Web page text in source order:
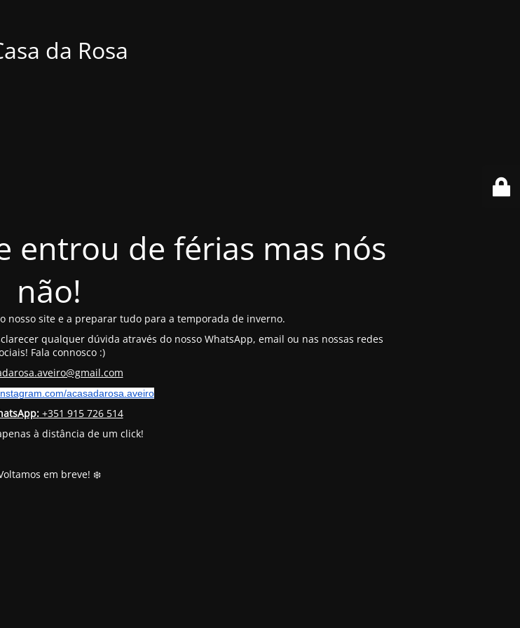
da Rosa
entrou de férias mas nós
não!
nosso site e a preparar tudo para a temporada de inverno.
qualquer dúvida através do nosso WhatsApp, email ou nas nossas redes
Fala connosco :)
acasadarosa.aveiro
+351 915 726 514
à distância de um click!
em breve! ❄️